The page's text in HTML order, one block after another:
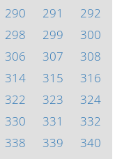
290 291
292
298 299
300
306 307
308
314 315
316
322 323
324
330 331
332
338 339
340